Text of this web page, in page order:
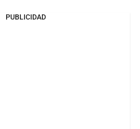
PUBLICIDAD